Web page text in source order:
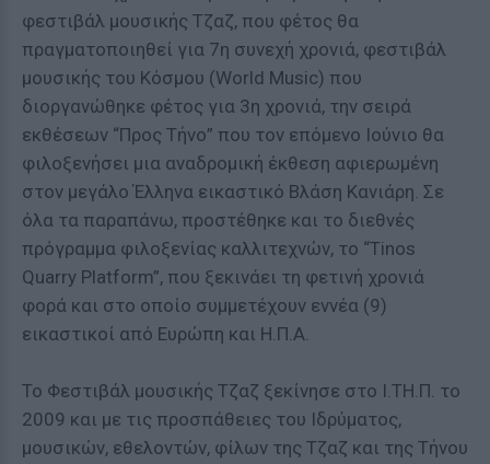
φεστιβάλ μουσικής Τζαζ, που φέτος θα
πραγματοποιηθεί για 7η συνεχή χρονιά, φεστιβάλ
μουσικής του Κόσμου (World Music) που
διοργανώθηκε φέτος για 3η χρονιά, την σειρά
εκθέσεων “Προς Τήνο” που τον επόμενο Ιούνιο θα
φιλοξενήσει μια αναδρομική έκθεση αφιερωμένη
στον μεγάλο Έλληνα εικαστικό Βλάση Κανιάρη. Σε
όλα τα παραπάνω, προστέθηκε και το διεθνές
πρόγραμμα φιλοξενίας καλλιτεχνών, το “Τinos
Quarry Platform”, που ξεκινάει τη φετινή χρονιά
φορά και στο οποίο συμμετέχουν εννέα (9)
εικαστικοί από Ευρώπη και Η.Π.Α.
Το Φεστιβάλ μουσικής Τζαζ ξεκίνησε στο Ι.ΤΗ.Π. το
2009 και με τις προσπάθειες του Ιδρύματος,
μουσικών, εθελοντών, φίλων της Τζαζ και της Τήνου